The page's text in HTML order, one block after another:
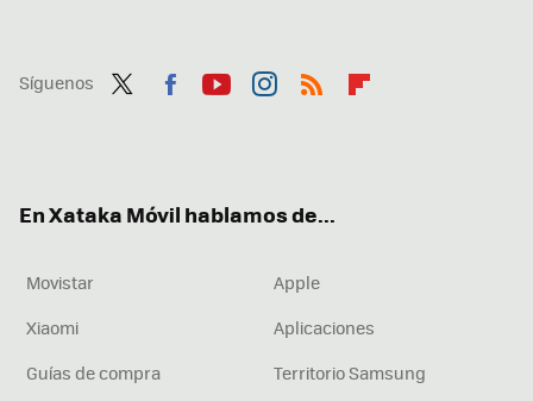
Síguenos
En Xataka Móvil hablamos de...
Movistar
Apple
Xiaomi
Aplicaciones
Guías de compra
Territorio Samsung